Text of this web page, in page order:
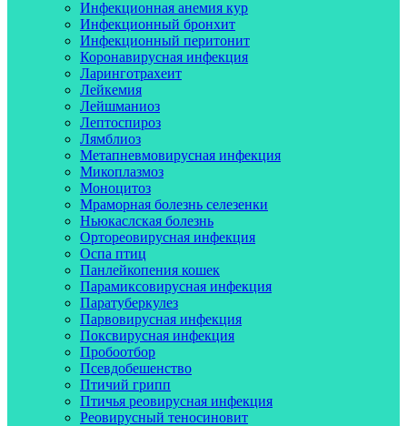
Инфекционная анемия кур
Инфекционный бронхит
Инфекционный перитонит
Коронавирусная инфекция
Ларинготрахеит
Лейкемия
Лейшманиоз
Лептоспироз
Лямблиоз
Метапневмовирусная инфекция
Микоплазмоз
Моноцитоз
Мраморная болезнь селезенки
Ньюкаслская болезнь
Ортореовирусная инфекция
Оспа птиц
Панлейкопения кошек
Парамиксовирусная инфекция
Паратуберкулез
Парвовирусная инфекция
Поксвирусная инфекция
Пробоотбор
Псевдобешенство
Птичий грипп
Птичья реовирусная инфекция
Реовирусный теносиновит